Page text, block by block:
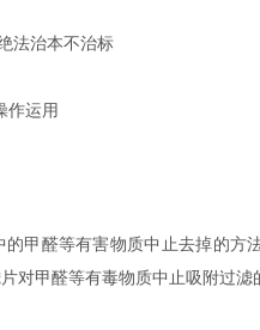
法治本不治标
作运用
甲醛等有害物质中止去掉的方
对甲醛等有毒物质中止吸附过滤